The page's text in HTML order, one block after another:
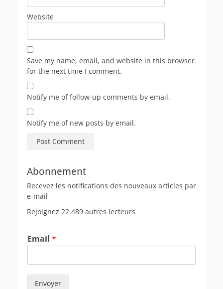
Website
Save my name, email, and website in this browser
for the next time I comment.
Notify me of follow-up comments by email.
Notify me of new posts by email.
Abonnement
Recevez les notifications des nouveaux articles par
e-mail
Rejoignez 22.489 autres lecteurs
Email *
Envoyer